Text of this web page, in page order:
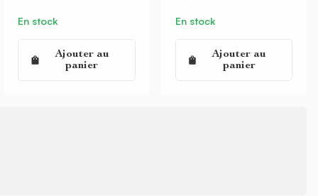
En stock
Ajouter au
panier
En stock
Ajouter au
panier